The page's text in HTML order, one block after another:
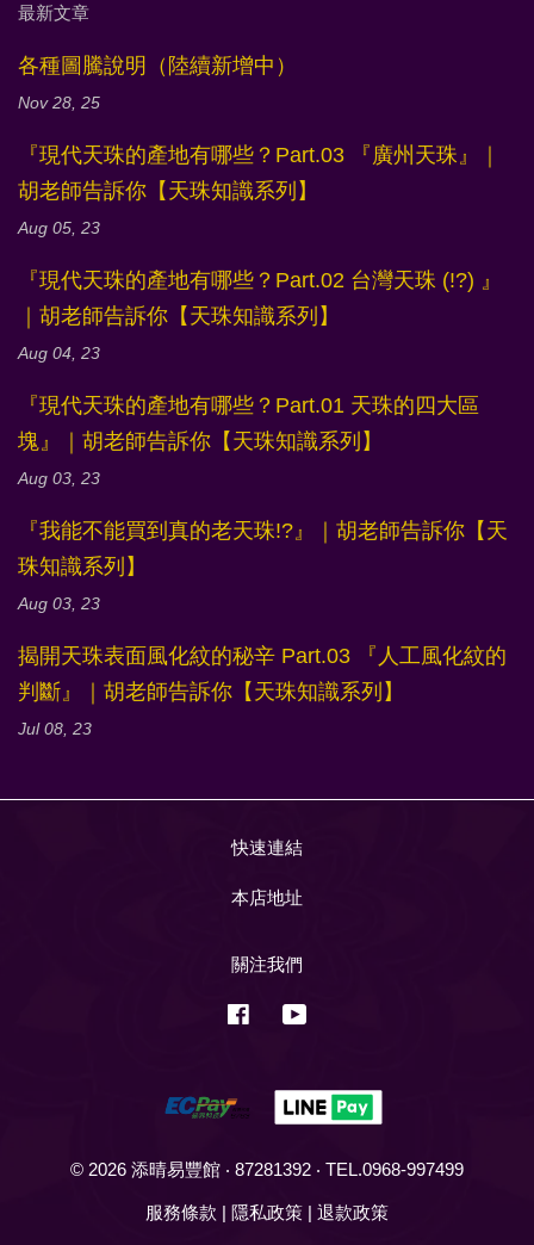
最新文章
各種圖騰說明（陸續新增中）
Nov 28, 25
『現代天珠的產地有哪些？Part.03 『廣州天珠』｜
胡老師告訴你【天珠知識系列】
Aug 05, 23
『現代天珠的產地有哪些？Part.02 台灣天珠 (!?) 』
｜胡老師告訴你【天珠知識系列】
Aug 04, 23
『現代天珠的產地有哪些？Part.01 天珠的四大區
塊』｜胡老師告訴你【天珠知識系列】
Aug 03, 23
『我能不能買到真的老天珠!?』｜胡老師告訴你【天
珠知識系列】
Aug 03, 23
揭開天珠表面風化紋的秘辛 Part.03 『人工風化紋的
判斷』｜胡老師告訴你【天珠知識系列】
Jul 08, 23
快速連結
本店地址
關注我們
Facebook
© 2026 添晴易豐館 ‧ 87281392 ‧ TEL.0968-997499
服務條款 | 隱私政策 | 退款政策